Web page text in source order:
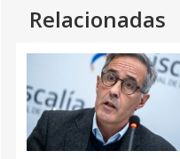
Relacionadas